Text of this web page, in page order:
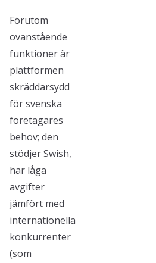
Förutom
ovanstående
funktioner är
plattformen
skräddarsydd
för svenska
företagares
behov; den
stödjer Swish,
har låga
avgifter
jämfört med
internationella
konkurrenter
(som